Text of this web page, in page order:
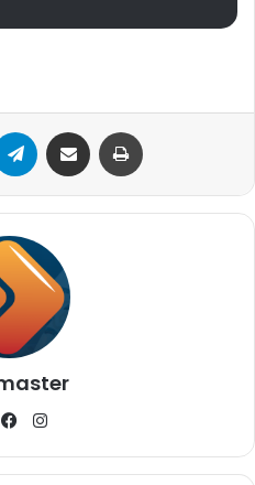
Telegram Compartilhar via e-mail
WebsiteFacebook